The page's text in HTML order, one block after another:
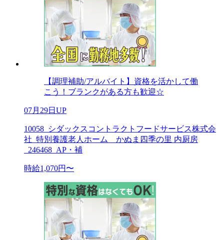
【調理補助/アルバイト】資格を活かして働
こう！ブランクがある方も歓迎☆
07月29日UP
10058_シダックスコントラクトフードサービス株式会
社_特別養護老人ホーム かぬま四季の里 内厨房
_246468_AP・補
時給1,070円〜